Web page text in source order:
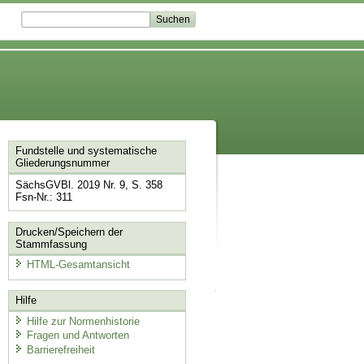
Fundstelle und systematische
Gliederungsnummer
SächsGVBl. 2019 Nr. 9, S. 358
Fsn-Nr.: 311
Drucken/Speichern der
Stammfassung
HTML-Gesamtansicht
Hilfe
Hilfe zur Normenhistorie
Fragen und Antworten
Barrierefreiheit